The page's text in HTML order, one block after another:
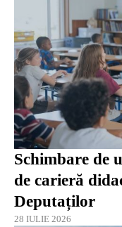
Schimbare de
de carieră
Deputaților
28 IULIE 2026